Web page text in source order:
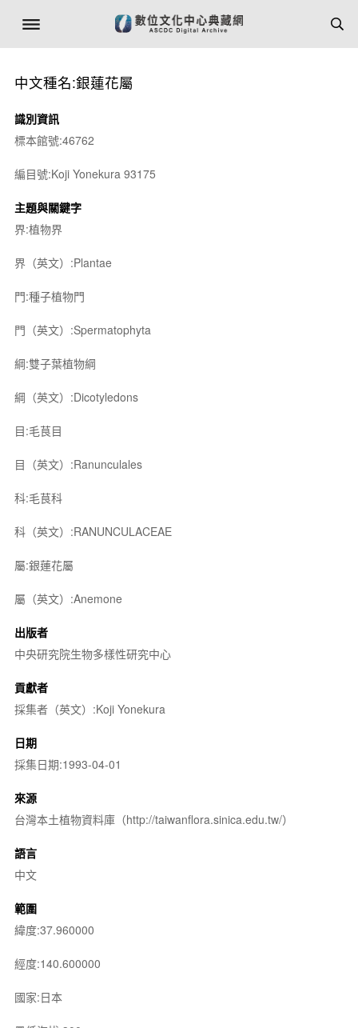
中文種名:銀蓮花屬
識別資訊
標本館號:46762
編目號:Koji Yonekura 93175
主題與關鍵字
界:植物界
界（英文）:Plantae
門:種子植物門
門（英文）:Spermatophyta
綱:雙子葉植物綱
綱（英文）:Dicotyledons
目:毛茛目
目（英文）:Ranunculales
科:毛茛科
科（英文）:RANUNCULACEAE
屬:銀蓮花屬
屬（英文）:Anemone
出版者
中央研究院生物多樣性研究中心
貢獻者
採集者（英文）:Koji Yonekura
日期
採集日期:1993-04-01
來源
台灣本土植物資料庫（http://taiwanflora.sinica.edu.tw/）
語言
中文
範圍
緯度:37.960000
經度:140.600000
國家:日本